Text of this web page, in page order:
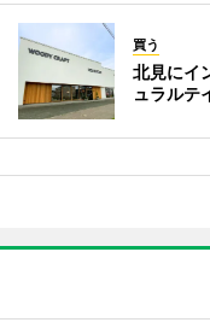
買う
北見にイ
ュラルテ